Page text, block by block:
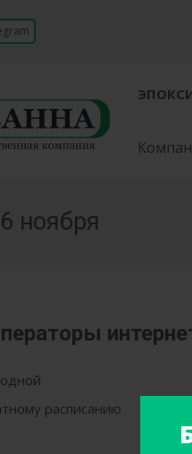
ноября
расписанию